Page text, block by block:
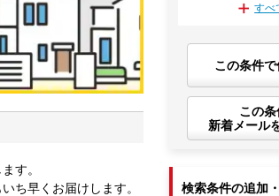
す。
ち早くお届けします。
すべ
この条件
この
新着メール
検索条件の追加